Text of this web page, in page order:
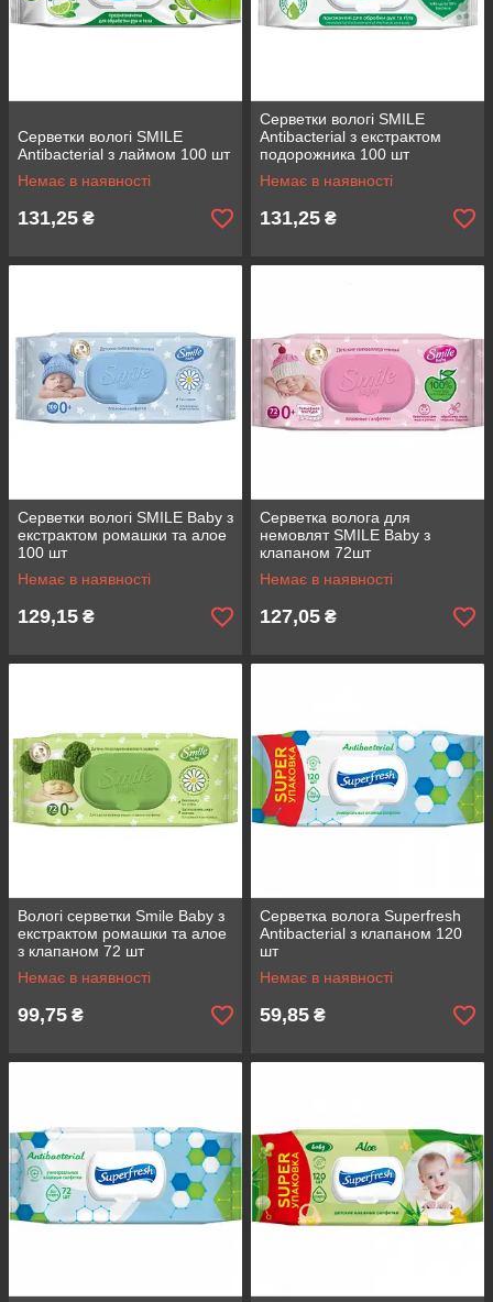
Серветки вологі SMILE
Antibacterial з лаймом 100 шт
Немає в наявності
131,25 ₴
Серветки вологі SMILE
Antibacterial з екстрактом
подорожника 100 шт
Немає в наявності
131,25 ₴
Серветки вологі SMILE Baby з
екстрактом ромашки та алое
100 шт
Немає в наявності
129,15 ₴
Серветка волога для
немовлят SMILE Baby з
клапаном 72шт
Немає в наявності
127,05 ₴
Вологі серветки Smile Baby з
екстрактом ромашки та алое
з клапаном 72 шт
Немає в наявності
99,75 ₴
Серветка волога Superfresh
Antibacterial з клапаном 120
шт
Немає в наявності
59,85 ₴